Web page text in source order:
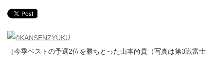
［今季ベストの予選2位を勝ちとった山本尚貴（写真は第3戦富士